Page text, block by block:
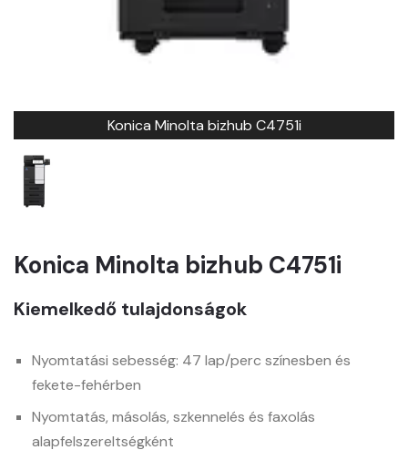
Konica Minolta bizhub C4751i
Konica Minolta bizhub C4751i
Kiemelkedő tulajdonságok
Nyomtatási sebesség: 47 lap/perc színesben és
fekete-fehérben
Nyomtatás, másolás, szkennelés és faxolás
alapfelszereltségként